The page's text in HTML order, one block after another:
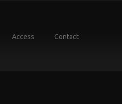
Access Contact